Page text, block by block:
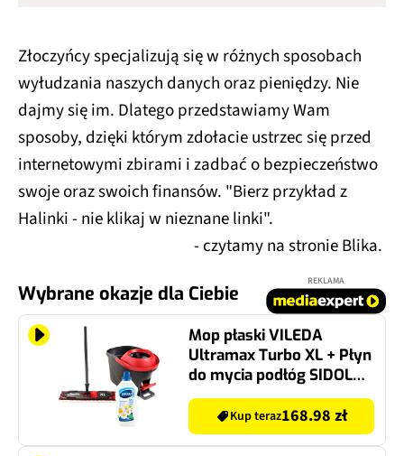
Złoczyńcy specjalizują się w różnych sposobach
wyłudzania naszych danych oraz pieniędzy. Nie
dajmy się im. Dlatego przedstawiamy Wam
sposoby, dzięki którym zdołacie ustrzec się przed
internetowymi zbirami i zadbać o bezpieczeństwo
swoje oraz swoich finansów. "Bierz przykład z
Halinki - nie klikaj w nieznane linki".
- czytamy na stronie Blika.
Wybrane okazje dla Ciebie
REKLAMA
Mop płaski VILEDA
Ultramax Turbo XL + Płyn
do mycia podłóg SIDOLUX
Mydło Marsylskie 1000
Kup teraz168.98 zł